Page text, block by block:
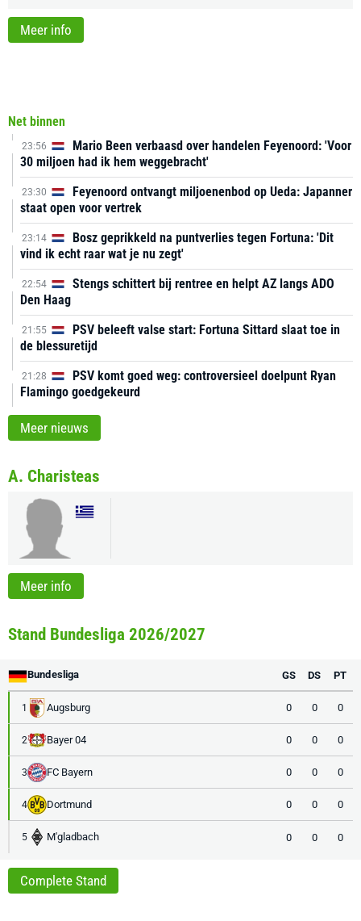
Net binnen
23:56
Mario Been verbaasd over handelen Feyenoord: 'Voor
30 miljoen had ik hem weggebracht'
23:30
Feyenoord ontvangt miljoenenbod op Ueda: Japanner
staat open voor vertrek
23:14
Bosz geprikkeld na puntverlies tegen Fortuna: 'Dit
vind ik echt raar wat je nu zegt'
22:54
Stengs schittert bij rentree en helpt AZ langs ADO
Den Haag
21:55
PSV beleeft valse start: Fortuna Sittard slaat toe in
de blessuretijd
21:28
PSV komt goed weg: controversieel doelpunt Ryan
Flamingo goedgekeurd
Meer nieuws
Meer info
A. Charisteas
Meer info
Stand Bundesliga 2026/2027
Bundesliga GS DS PT
1 Augsburg 0 0 0
2 Bayer 04 0 0 0
3 FC Bayern 0 0 0
4 Dortmund 0 0 0
5 M'gladbach 0 0 0
Complete Stand